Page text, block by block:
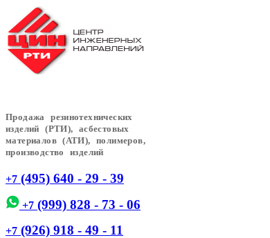
Продажа резинотехнических
изделий (РТИ), асбестовых
материалов (АТИ), полимеров,
производство изделий
+7 (495) 640 - 29 - 39
+7 (999) 828 - 73 - 06
+7 (926) 918 - 49 - 11